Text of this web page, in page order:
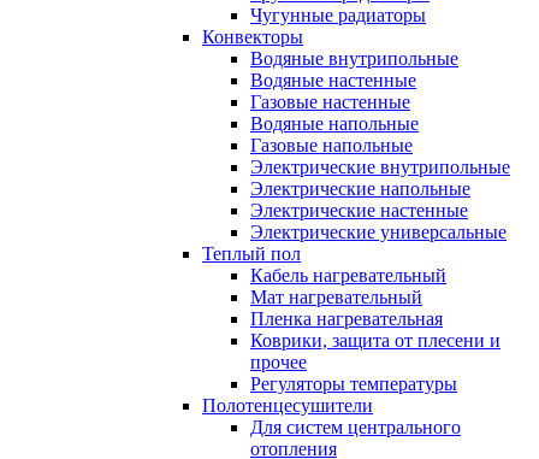
Чугунные радиаторы
Конвекторы
Водяные внутрипольные
Водяные настенные
Газовые настенные
Водяные напольные
Газовые напольные
Электрические внутрипольные
Электрические напольные
Электрические настенные
Электрические универсальные
Теплый пол
Кабель нагревательный
Мат нагревательный
Пленка нагревательная
Коврики, защита от плесени и
прочее
Регуляторы температуры
Полотенцесушители
Для систем центрального
отопления